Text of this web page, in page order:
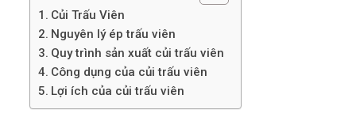
Củi Trấu Viên
Nguyên lý ép trấu viên
Quy trình sản xuất củi trấu viên
Công dụng của củi trấu viên
Lợi ích của củi trấu viên